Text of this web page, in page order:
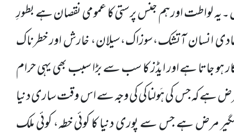
لواطت اور ہم جنس پرستی کا عمومی نقصان ہے بطورِ
انسان آتشک،سوزاک،سیلان، خارش اور خطرناک
جاتا ہے اور ایڈز کا سب سے بڑا سبب بھی یہی حرام
ہے کہ جس کی ہَولناکی کی وجہ سے اس وقت ساری دنیا
مرض ہے جس سے پوری دنیا کا کوئی خطہ، کوئی ملک